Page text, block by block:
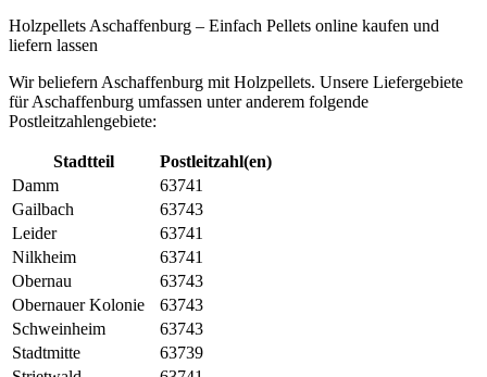
Holzpellets Aschaffenburg – Einfach Pellets online kaufen und
liefern lassen
Wir beliefern Aschaffenburg mit Holzpellets. Unsere Liefergebiete
für Aschaffenburg umfassen unter anderem folgende
Postleitzahlengebiete:
Stadtteil
Postleitzahl(en)
Damm
63741
Gailbach
63743
Leider
63741
Nilkheim
63741
Obernau
63743
Obernauer Kolonie
63743
Schweinheim
63743
Stadtmitte
63739